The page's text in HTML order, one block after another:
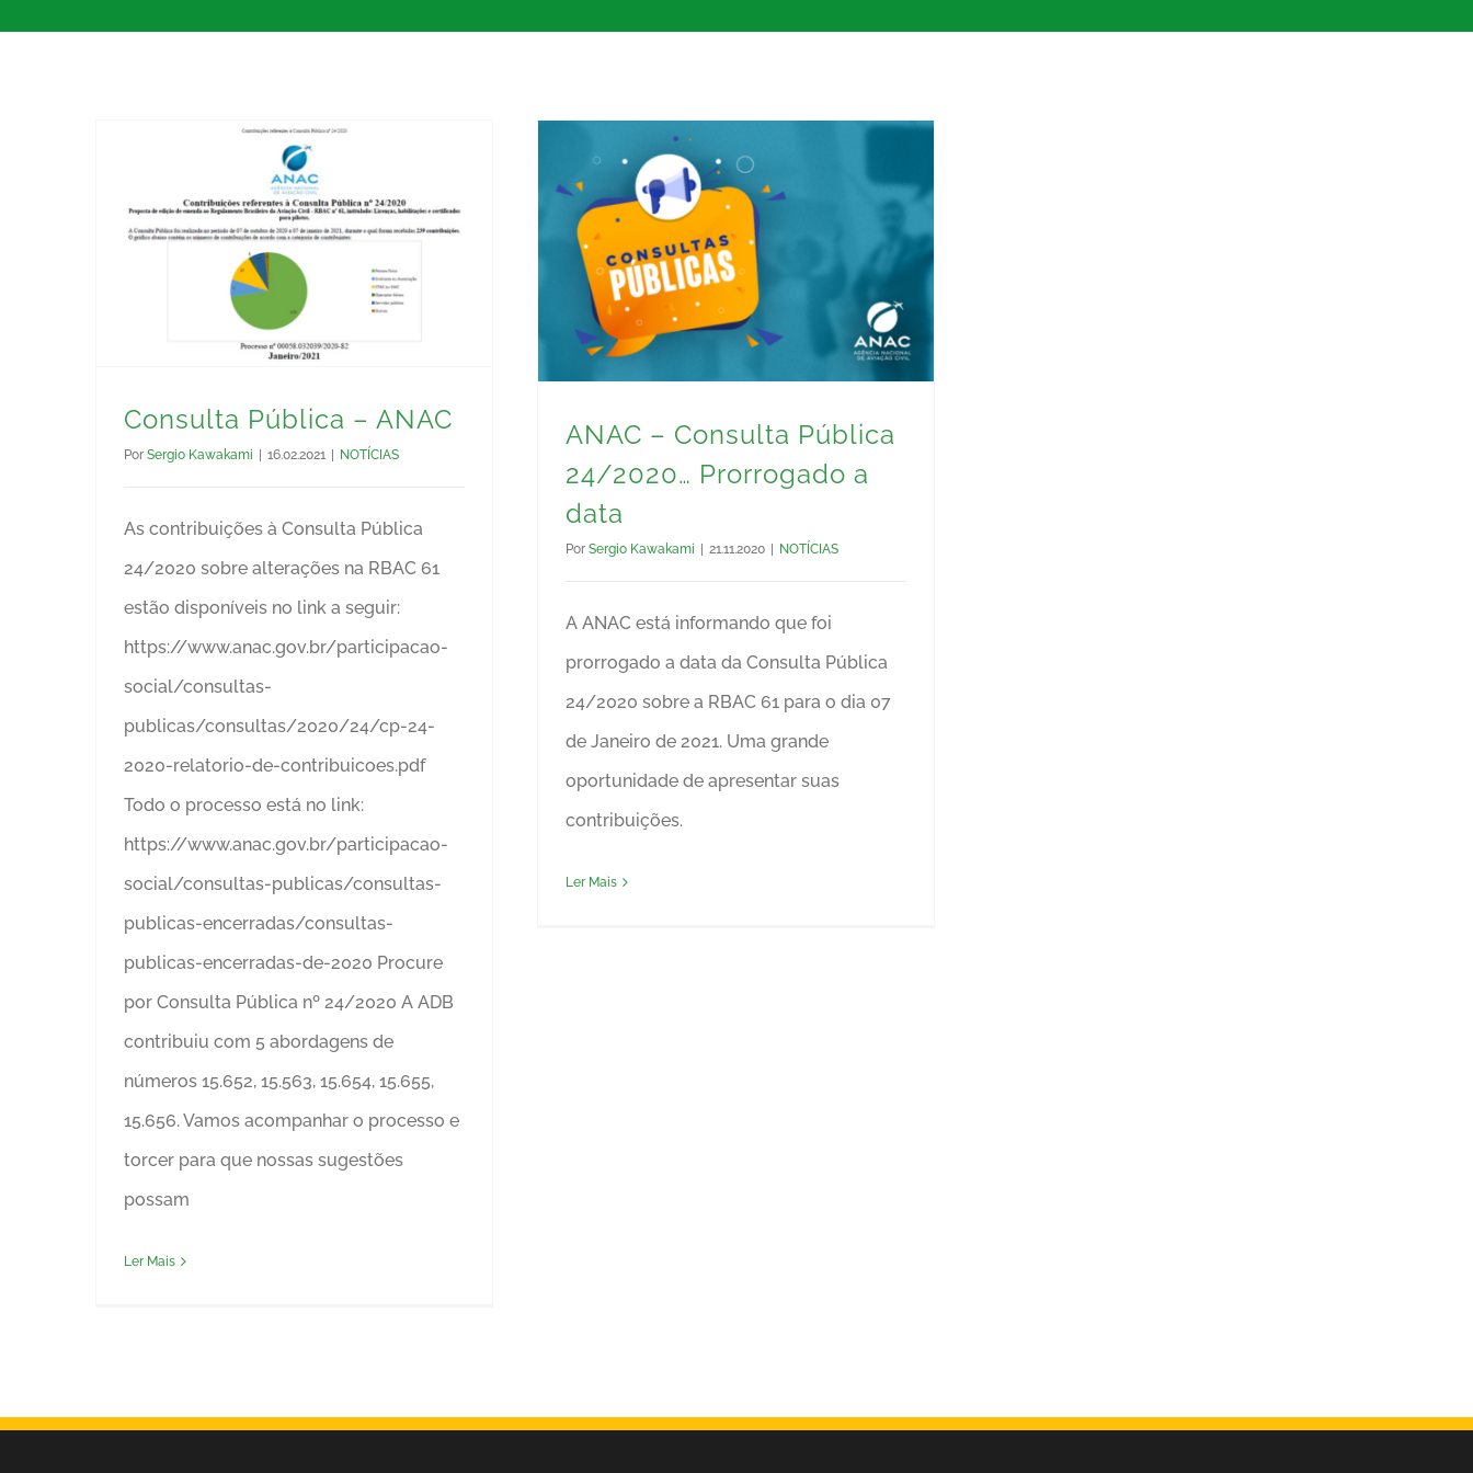
Consulta Pública – ANAC
Por Sergio Kawakami 16.02.2021 NOTÍCIAS
As contribuições à Consulta Pública
24/2020 sobre alterações na RBAC 61
estão disponíveis no link a seguir:
https://www.anac.gov.br/participacao-
social/consultas-
publicas/consultas/2020/24/cp-24-
2020-relatorio-de-contribuicoes.pdf
Todo o processo está no link:
https://www.anac.gov.br/participacao-
social/consultas-publicas/consultas-
publicas-encerradas/consultas-
publicas-encerradas-de-2020 Procure
por Consulta Pública nº 24/2020 A ADB
contribuiu com 5 abordagens de
números 15.652, 15.563, 15.654, 15.655,
15.656. Vamos acompanhar o processo e
torcer para que nossas sugestões
possam
Ler Mais
ANAC – Consulta Pública
24/2020… Prorrogado a
data
Por Sergio Kawakami | 21.11.2020 | NOTÍCIAS
A ANAC está informando que foi
prorrogado a data da Consulta Pública
24/2020 sobre a RBAC 61 para o dia 07
de Janeiro de 2021. Uma grande
oportunidade de apresentar suas
contribuições.
Ler Mais